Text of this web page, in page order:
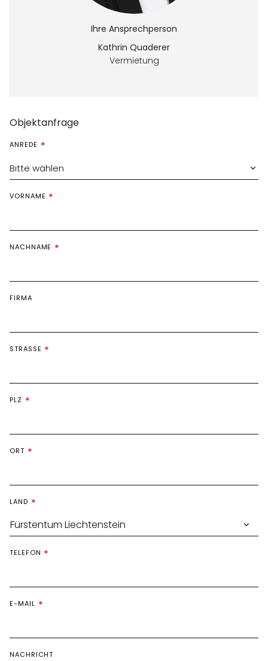
Ihre Ansprechperson
Kathrin Quaderer
Vermietung
Objektanfrage
ANREDE
Bitte wählen
VORNAME
NACHNAME
FIRMA
STRASSE
PLZ
ORT
LAND
TELEFON
E-MAIL
NACHRICHT